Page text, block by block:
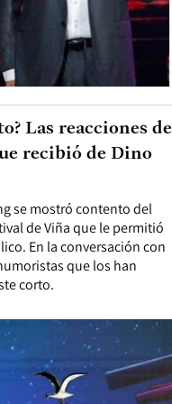
se mostró contento del
de Viña que le permitió
En la conversación con
que los han
corto.
Las reacciones de
recibió de Dino